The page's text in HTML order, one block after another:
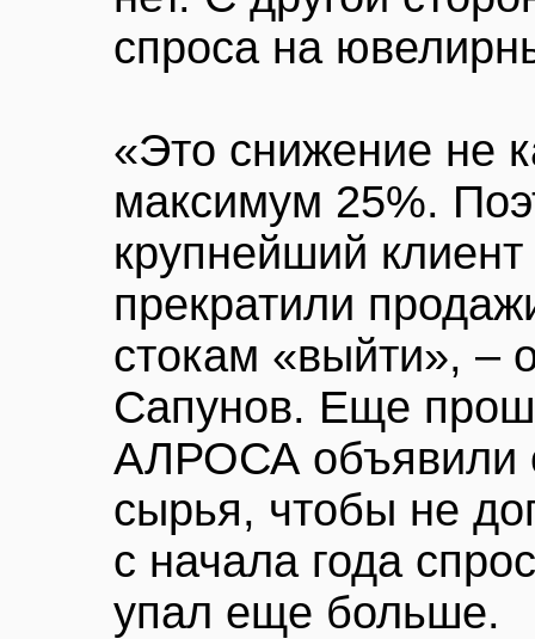
спроса на
«Это снижение не
максимум 25%.
крупнейший
прекратили
стокам «выйти», –
Сапунов. Еще
АЛРОСА объявили
сырья, чтобы не
с начала года
упал еще больше.